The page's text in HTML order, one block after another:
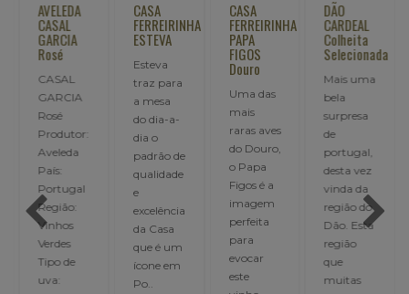
AVELEDA
CASAL
GARCIA
Rosé
CASAL
GARCIA
Rosé
Produtor:
Aveleda
País:
Portugal
Região:
Vinhos
Verdes
Tipo de
uva:
CASA
FERREIRINHA
ESTEVA
Esteva
traz para
a mesa
do dia-a-
dia o
padrão de
qualidade
excelência
da Casa
que é um
ícone em
Po..
CASA
FERREIRINHA
PAPA
FIGOS
Douro
Uma das
mais
raras aves
do Douro,
o Papa
Figos é a
imagem
perfeita
para
evocar
este
DÃO
CARDEAL
Colheita
Selecionada
Mais uma
bela
surpresa
de
portugal,
desta vez
vinda da
região do
Dão. Esta
região
que
muitas